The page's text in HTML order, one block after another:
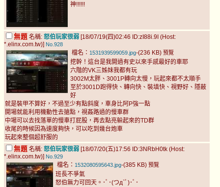
神!!!!!!
無題 名稱: 怒伯玩家很弱 [18/07/19(四)02:46 ID:zI88i.9I (Host:
*.elinx.com.tw)] No.928
檔名： 1531939599059.jpg-(236 KB) 預覽
挖幹！這台是我開過有史以來手感最好的車耶
六階的VK三姊妹我都有玩
3002M太胖、3001P轉向太慢，玩起來都不太順手
至於3001D跑得快、轉向快、裝填快、視野好、隱蔽
好
就是裝甲不算好，不過至少有點斜度，車身比阿P強一點
開場就能利用機動性去搶點，視姦路過的慢車群
中場可以去找落單的慢車打屁股，再去點亮躲起來的TD群
收尾的時候因為速度夠快，可以吃到幾台炮車
玩起來整個超舒服的
無題 名稱: 怒伯玩家很弱 [18/07/20(五)17:56 ID:3NRbH0tk (Host:
*.elinx.com.tw)] No.929
檔名： 1532080595643.jpg-(385 KB) 預覽
班長不爭氣
怒伯無力可回天。･ﾟ･(つд`ﾟ)･ﾟ･